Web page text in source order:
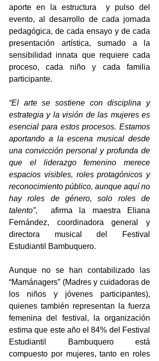
aporte en la estructura  y pulso del
evento, al desarrollo de cada jornada
pedagógica, de cada ensayo y de cada
presentación artística, sumado a la
sensibilidad innata que requiere cada
proceso, cada niño y cada familia
participante.
“El arte se sostiene con disciplina y
estrategia y la visión de las mujeres es
esencial para estos procesos. Estamos
aportando a la escena musical desde
una convicción personal y profunda de
que el liderazgo femenino merece
espacios visibles, roles protagónicos y
reconocimiento público, aunque aquí no
hay roles de género, solo roles de
talento”,  afirma la maestra Eliana
Fernández, coordinadora general y
directora musical del Festival
Estudiantil Bambuquero.
Aunque no se han contabilizado las
“Mamánagers” (Madres y cuidadoras de
los niños y jóvenes participantes),
quienes también representan la fuerza
femenina del festival, la organización
estima que este año el 84% del Festival
Estudiantil Bambuquero está
compuesto por mujeres, tanto en roles